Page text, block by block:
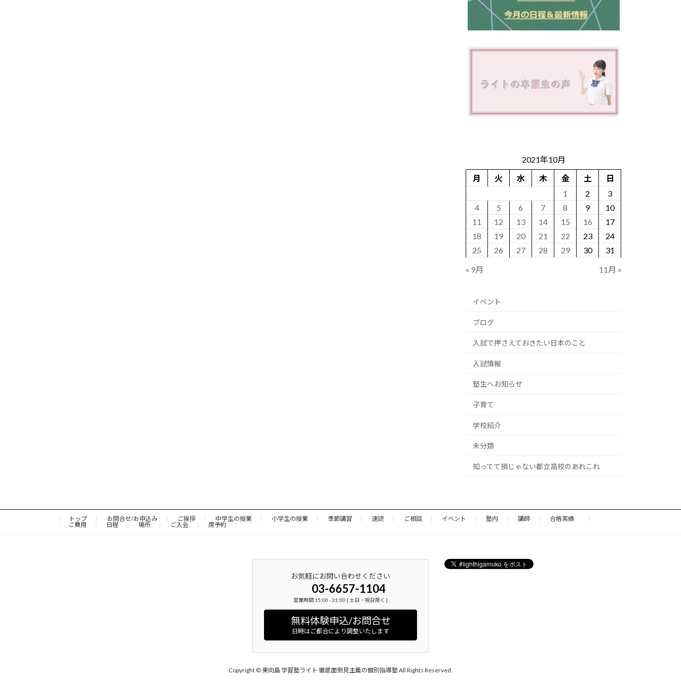
2021年10月
月
火 水 木 金 土
日
1
2
3
4
5 6 7 8 9
10
11
12 13 14 15 16
17
18
19 20 21 22 23
24
25
26 27 28 29 30 31
« 9月 11月 »
イベント
ブログ
入試で押さえておきたい日本のこと
入試情報
塾生へお知らせ
子育て
学校紹介
未分類
知ってて損じゃない都立高校のあれこれ
トップ お問合せ/お申込み ご挨拶 中学生の授業 小学生の授業 季節講習 速読 ご相談 イベント 塾内 講師
合格実績
ご費用
日程 場所 ご入会 席予約
お気軽にお問い合わせください
03-6657-1104
営業時間 15:00 - 21:00 [ 土日・祝日除く ]
無料体験申込/お問合せ
日時はご都合により調整いたします
Copyright © 東向島 学習塾ライト 徹底面倒見主義の個別指導塾 All Rights Reserved.